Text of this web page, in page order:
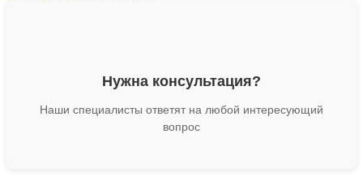
Нужна консультация?
Наши специалисты ответят на любой интересующий
вопрос